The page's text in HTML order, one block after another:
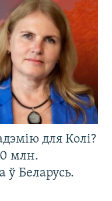
для Колі?
млн.
ў Беларусь.